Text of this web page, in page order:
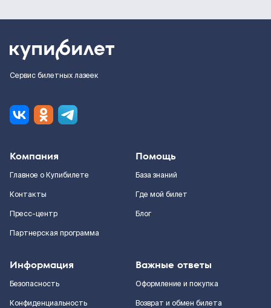
Сервис билетных лазеек
Компания
Главное о Купибилете
Контакты
Пресс-центр
Партнерская программа
Помощь
База знаний
Где мой билет
Блог
Информация
Безопасность
Конфиденциальность
Важные ответы
Оформление и покупка
Возврат и обмен билета